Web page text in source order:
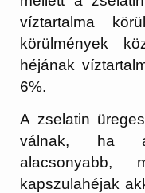
víztartalma
körülmények
héjának
6%.
A zselatin
válnak, ha a
kapszulahéjak